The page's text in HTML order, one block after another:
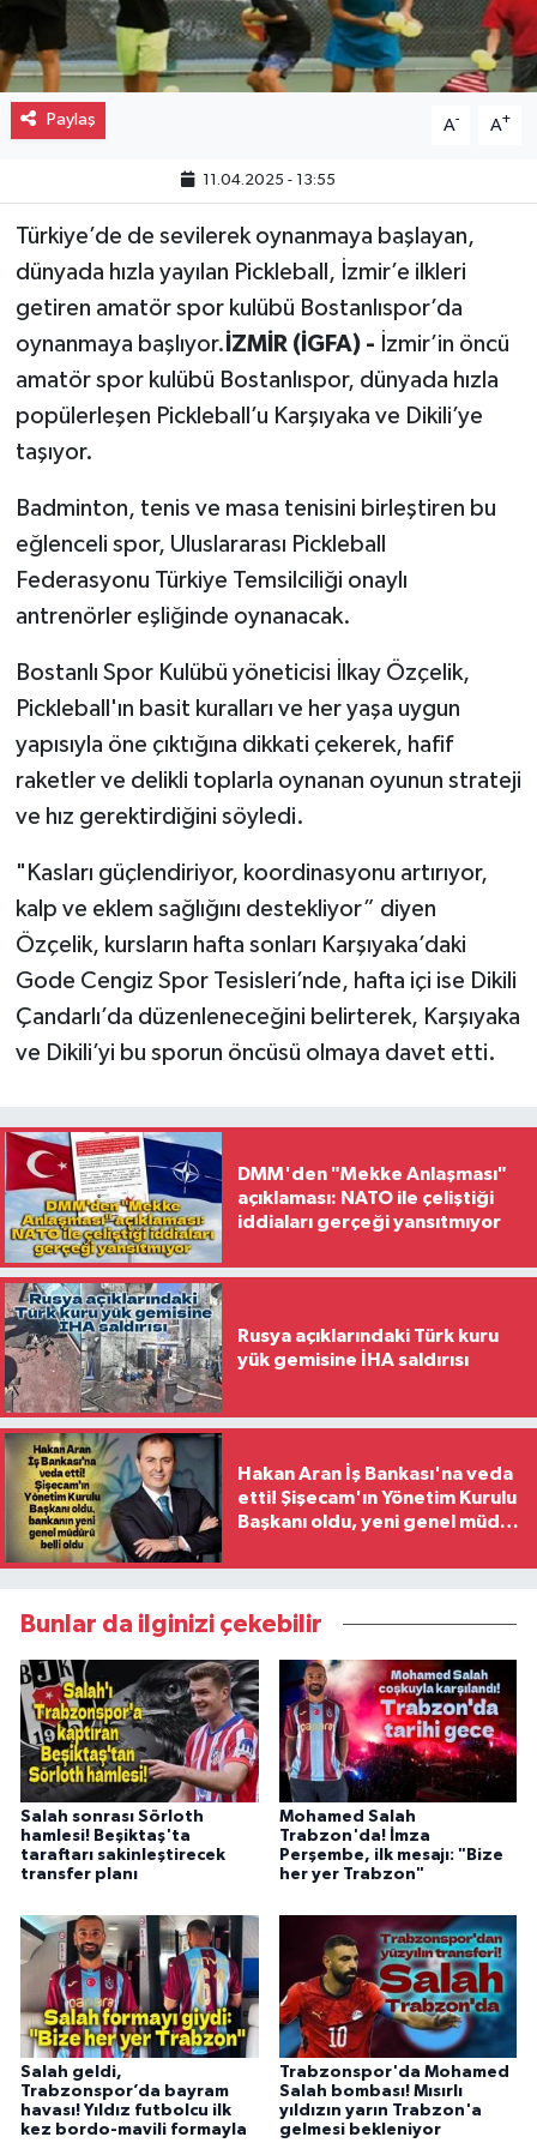
Paylaş A- A+
11.04.2025 - 13:55
Türkiye’de de sevilerek oynanmaya başlayan,
dünyada hızla yayılan Pickleball, İzmir’e ilkleri
getiren amatör spor kulübü Bostanlıspor’da
oynanmaya başlıyor. İZMİR (İGFA) - İzmir’in öncü
amatör spor kulübü Bostanlıspor, dünyada hızla
popülerleşen Pickleball’u Karşıyaka ve Dikili’ye
taşıyor.
Badminton, tenis ve masa tenisini birleştiren bu
eğlenceli spor, Uluslararası Pickleball
Federasyonu Türkiye Temsilciliği onaylı
antrenörler eşliğinde oynanacak.
Bostanlı Spor Kulübü yöneticisi İlkay Özçelik,
Pickleball'ın basit kuralları ve her yaşa uygun
yapısıyla öne çıktığına dikkati çekerek, hafif
raketler ve delikli toplarla oynanan oyunun strateji
ve hız gerektirdiğini söyledi.
"Kasları güçlendiriyor, koordinasyonu artırıyor,
kalp ve eklem sağlığını destekliyor” diyen
Özçelik, kursların hafta sonları Karşıyaka’daki
Gode Cengiz Spor Tesisleri’nde, hafta içi ise Dikili
Çandarlı’da düzenleneceğini belirterek, Karşıyaka
ve Dikili’yi bu sporun öncüsü olmaya davet etti.
DMM'den "Mekke Anlaşması"
açıklaması: NATO ile çeliştiği
iddiaları gerçeği yansıtmıyor
Rusya açıklarındaki Türk kuru
yük gemisine İHA saldırısı
Hakan Aran İş Bankası'na veda
etti! Şişecam'ın Yönetim Kurulu
Başkanı oldu, yeni genel müdür
Bunlar da ilginizi çekebilir
Salah sonrası Sörloth
hamlesi! Beşiktaş'ta
taraftarı sakinleştirecek
transfer planı
Mohamed Salah
Trabzon'da! İmza
Perşembe, ilk mesajı: "Bize
her yer Trabzon"
Salah geldi,
Trabzonspor’da bayram
havası! Yıldız futbolcu ilk
kez bordo-mavili formayla
Trabzonspor'da Mohamed
Salah bombası! Mısırlı
yıldızın yarın Trabzon'a
gelmesi bekleniyor
Gayrimenkul
Spor